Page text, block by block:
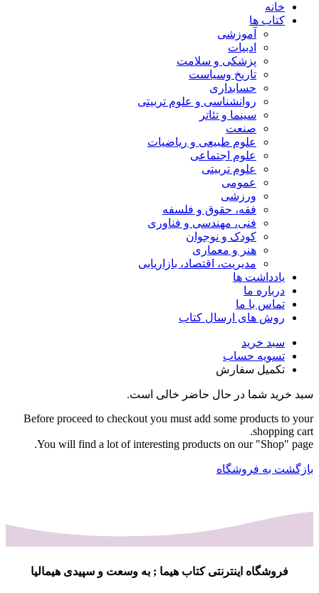
خانه
کتاب ها
آموزشی
ادبیات
پزشکی و سلامت
تاریخ وسیاست
حسابداری
روانشناسی و علوم تربیتی
سینما و تئاتر
صنعت
علوم طبیعی و ریاضیات
علوم اجتماعی
علوم تربیتی
عمومی
ورزشی
فقه، حقوق و فلسفه
فنی، مهندسی و فناوری
کودک و نوجوان
هنر و معماری
مدیریت، اقتصاد، بازاریابی
یادداشت ها
درباره ما
تماس با ما
روش های ارسال کتاب
سبد خرید
تسویه حساب
تکمیل سفارش
سبد خرید شما در حال حاضر خالی است.
Before proceed to checkout you must add some products to your
shopping cart.
You will find a lot of interesting products on our "Shop" page.
بازگشت به فروشگاه
فروشگاه اینترنتی کتاب هیما ; به وسعت و سپیدی هیمالیا